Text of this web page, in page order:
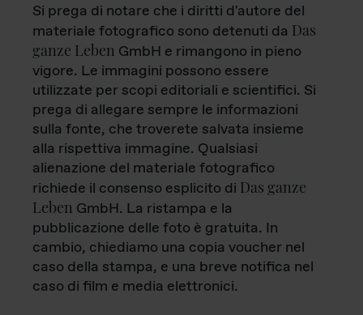
Si prega di notare che i diritti d'autore del
materiale fotografico sono detenuti da Das
ganze Leben GmbH e rimangono in pieno
vigore. Le immagini possono essere
utilizzate per scopi editoriali e scientifici. Si
prega di allegare sempre le informazioni
sulla fonte, che troverete salvata insieme
alla rispettiva immagine. Qualsiasi
alienazione del materiale fotografico
richiede il consenso esplicito di Das ganze
Leben GmbH. La ristampa e la
pubblicazione delle foto è gratuita. In
cambio, chiediamo una copia voucher nel
caso della stampa, e una breve notifica nel
caso di film e media elettronici.